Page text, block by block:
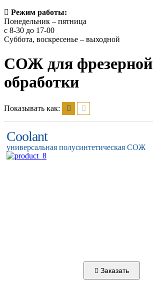
Режим работы:
Понедельник – пятница
с 8-30 до 17-00
Суббота, воскресенье – выходной
СОЖ для фрезерной
обработки
Показывать как:
Coolant
универсальная полусинтетическая СОЖ
Заказать